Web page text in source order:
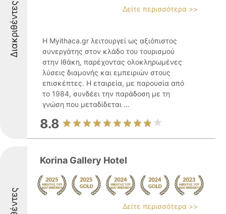
Διακριθέντες Δείτε περισσότερα >>
Η Myithaca.gr λειτουργεί ως αξιόπιστος
συνεργάτης στον κλάδο του τουρισμού
στην Ιθάκη, παρέχοντας ολοκληρωμένες
λύσεις διαμονής και εμπειριών στους
επισκέπτες. Η εταιρεία, με παρουσία από
το 1984, συνδέει την παράδοση με τη
γνώση που μεταδίδεται ...
8.8
Korina Gallery Hotel
Δείτε περισσότερα >>